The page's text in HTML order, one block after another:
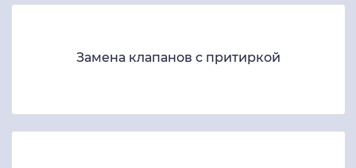
Замена клапанов с притиркой